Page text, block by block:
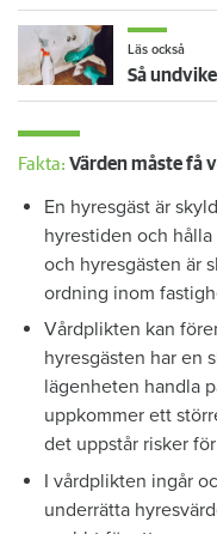
Läs också
Fakta: Värden måste få
En hyresgäst är
hyrestiden och
och hyresgästen är
ordning inom
Vårdplikten kan
hyresgästen har en
lägenheten handla
uppkommer ett
det uppstår risker
I vårdplikten ingår
underrätta